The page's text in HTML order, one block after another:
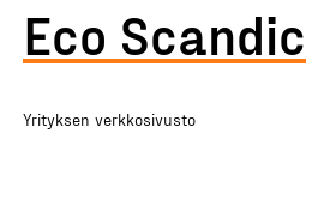
Eco Scandic
Yrityksen verkkosivusto